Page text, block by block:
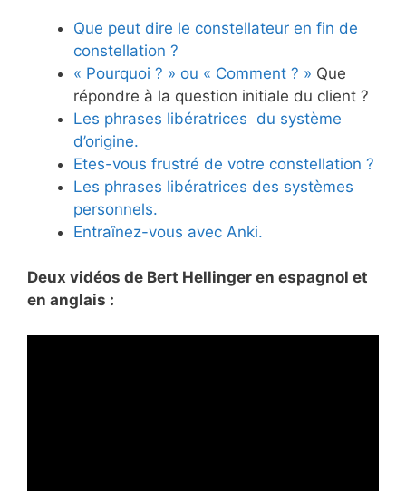
Que peut dire le constellateur en fin de
constellation ?
« Pourquoi ? » ou « Comment ? » Que
répondre à la question initiale du client ?
Les phrases libératrices du système
d’origine.
Etes-vous frustré de votre constellation ?
Les phrases libératrices des systèmes
personnels.
Entraînez-vous avec Anki.
Deux vidéos de Bert Hellinger en espagnol et
en anglais :